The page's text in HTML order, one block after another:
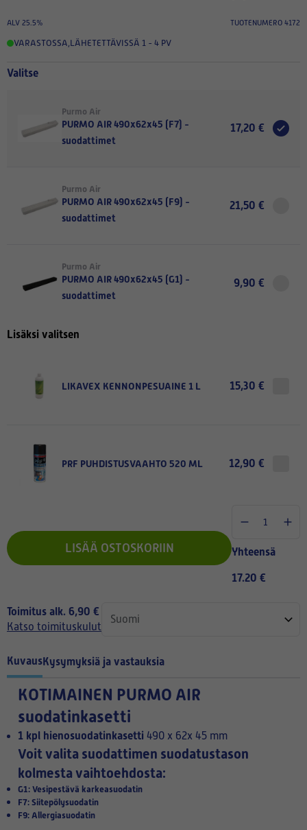
ALV 25.5% TUOTENUMERO 4172
VARASTOSSA LÄHETETTÄVISSÄ 1 - 4 PV
Valitse
Purmo Air
PURMO AIR 490x62x45 (F7) -
suodattimet
17,20 €
Purmo Air
PURMO AIR 490x62x45 (F9) -
suodattimet
21,50 €
Purmo Air
PURMO AIR 490x62x45 (G1) -
suodattimet
9,90 €
Lisäksi valitsen
LIKAVEX KENNONPESUAINE 1 L 15,30 €
PRF PUHDISTUSVAAHTO 520 ML 12,90 €
LISÄÄ OSTOSKORIIN
Yhteensä
17.20 €
Toimitus alk. 6,90 €
Katso toimituskulut
KuvausKysymyksiä ja vastauksia
KOTIMAINEN PURMO AIR
suodatinkasetti
1 kpl hienosuodatinkasetti 490 x 62x 45 mm
Voit valita suodattimen suodatustason
kolmesta vaihtoehdosta:
G1: Vesipestävä karkeasuodatin
F7: Siitepölysuodatin
F9: Allergiasuodatin